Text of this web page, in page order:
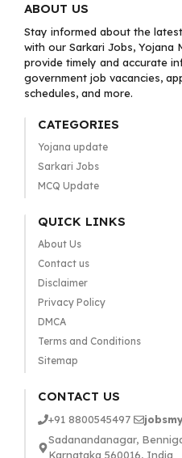
ABOUT US
Stay informed about the
with our Sarkari Jobs, Yojana
provide timely and accurate
government job vacancies,
schedules, and more.
CATEGORIES
Yojana update
Sarkari Jobs
MCQ Update
QUICK LINKS
About Us
Contact us
Disclaimer
Privacy Policy
DMCA
Terms and Conditions
Sitemap
CONTACT US
+91 8800545497
Sadanandanagar,
Karnataka 560016, India